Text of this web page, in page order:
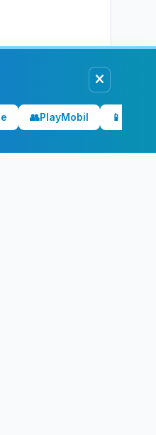
👥PlayMobil 📱